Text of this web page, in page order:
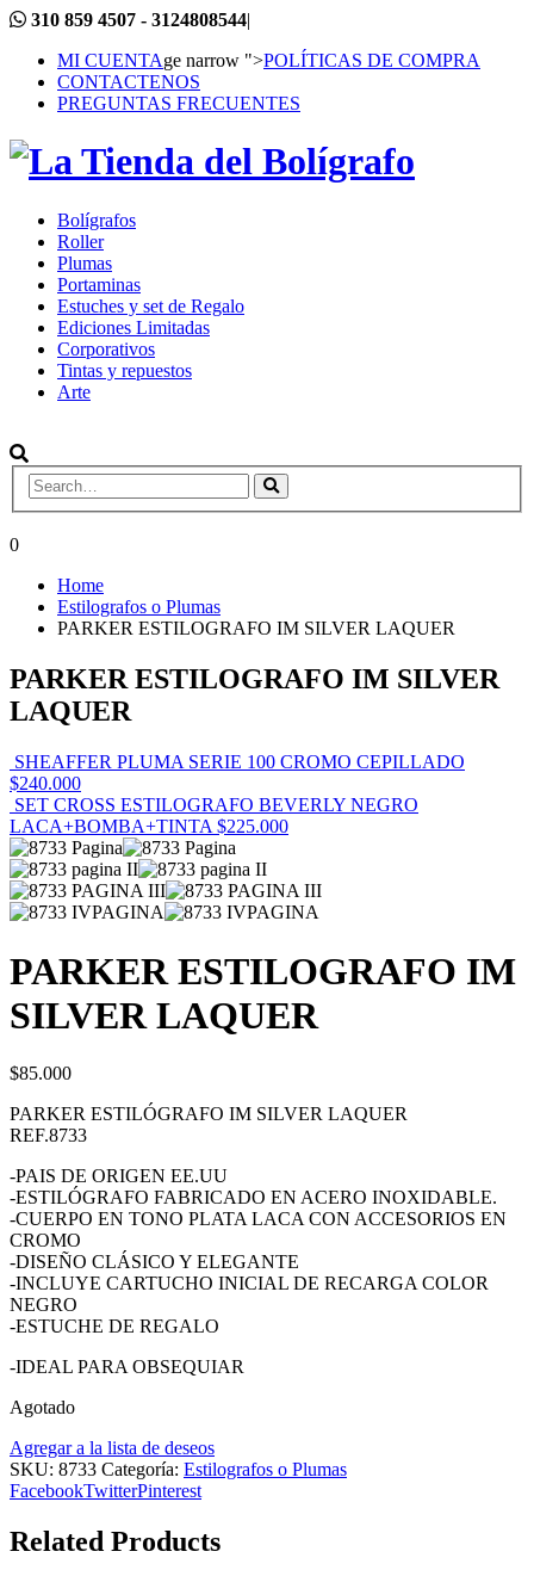
310 859 4507 - 3124808544|
MI CUENTAge narrow ">POLÍTICAS DE COMPRA
CONTACTENOS
PREGUNTAS FRECUENTES
Bolígrafos
Roller
Plumas
Portaminas
Estuches y set de Regalo
Ediciones Limitadas
Corporativos
Tintas y repuestos
Arte
0
Home
Estilografos o Plumas
PARKER ESTILOGRAFO IM SILVER LAQUER
PARKER ESTILOGRAFO IM SILVER
LAQUER
SHEAFFER PLUMA SERIE 100 CROMO CEPILLADO
$240.000
SET CROSS ESTILOGRAFO BEVERLY NEGRO
LACA+BOMBA+TINTA $225.000
PARKER ESTILOGRAFO IM
SILVER LAQUER
$85.000
PARKER ESTILÓGRAFO IM SILVER LAQUER
REF.8733
-PAIS DE ORIGEN EE.UU
-ESTILÓGRAFO FABRICADO EN ACERO INOXIDABLE.
-CUERPO EN TONO PLATA LACA CON ACCESORIOS EN
CROMO
-DISEÑO CLÁSICO Y ELEGANTE
-INCLUYE CARTUCHO INICIAL DE RECARGA COLOR
NEGRO
-ESTUCHE DE REGALO
-IDEAL PARA OBSEQUIAR
Agotado
Agregar a la lista de deseos
SKU: 8733 Categoría: Estilografos o Plumas
FacebookTwitterPinterest
Related Products